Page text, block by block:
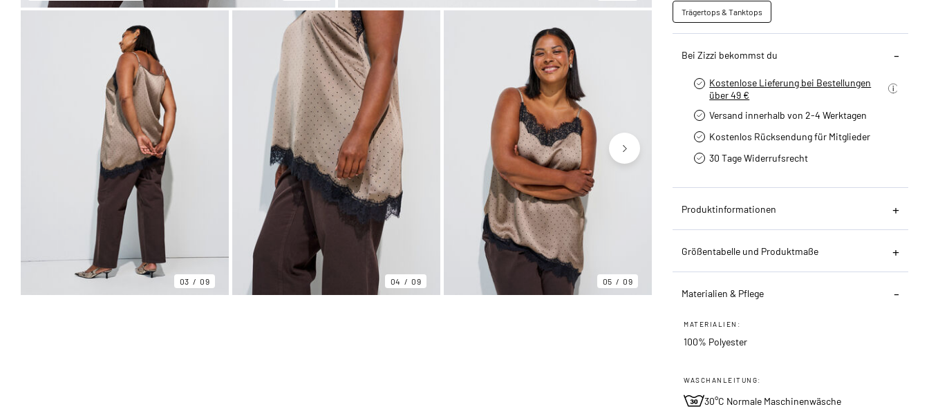
03 09 04 09 05 09
Trägertops & Tanktops
Bei Zizzi bekommst du
Kostenlose Lieferung bei Bestellungen
über 49 €
Versand innerhalb von 2-4 Werktagen
Kostenlos Rücksendung für Mitglieder
30 Tage Widerrufsrecht
Produktinformationen
Größentabelle und Produktmaße
Materialien & Pflege
MATERIALIEN:
100% Polyester
WASCHANLEITUNG:
30°C Normale Maschinenwäsche